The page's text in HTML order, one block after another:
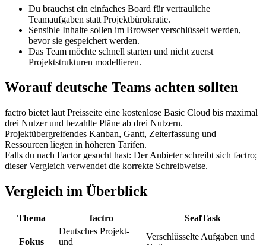
Du brauchst ein einfaches Board für vertrauliche
Teamaufgaben statt Projektbürokratie.
Sensible Inhalte sollen im Browser verschlüsselt werden,
bevor sie gespeichert werden.
Das Team möchte schnell starten und nicht zuerst
Projektstrukturen modellieren.
Worauf deutsche Teams achten sollten
factro bietet laut Preisseite eine kostenlose Basic Cloud bis maximal
drei Nutzer und bezahlte Pläne ab drei Nutzern.
Projektübergreifendes Kanban, Gantt, Zeiterfassung und
Ressourcen liegen in höheren Tarifen.
Falls du nach Factor gesucht hast: Der Anbieter schreibt sich factro;
dieser Vergleich verwendet die korrekte Schreibweise.
Vergleich im Überblick
Thema factro SealTask
Fokus
Deutsches Projekt-
und
Verschlüsselte Aufgaben und